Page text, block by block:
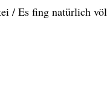
/ Es fing natürlich